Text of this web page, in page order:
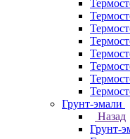
Грунт-эмали
Назад
Грунт-